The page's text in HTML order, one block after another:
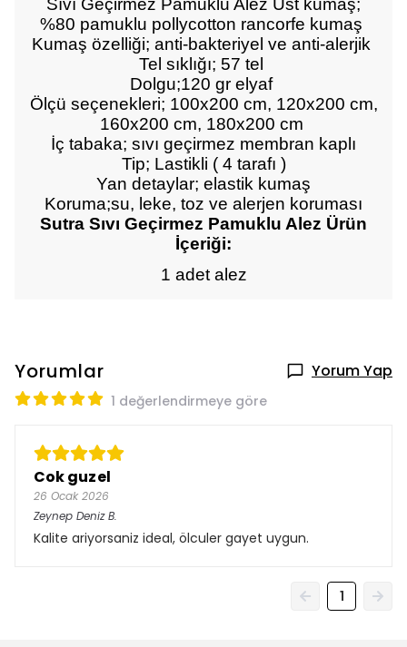
Sıvı Geçirmez Pamuklu Alez Üst kumaş;
%80 pamuklu pollycotton rancorfe kumaş
Kumaş özelliği; anti-bakteriyel ve anti-alerjik
Tel sıklığı; 57 tel
Dolgu;120 gr elyaf
Ölçü seçenekleri; 100x200 cm, 120x200 cm,
160x200 cm, 180x200 cm
İç tabaka; sıvı geçirmez membran kaplı
Tip; Lastikli ( 4 tarafı )
Yan detaylar; elastik kumaş
Koruma;su, leke, toz ve alerjen koruması
Sutra Sıvı Geçirmez Pamuklu Alez Ürün
İçeriği:
1 adet alez
Yorumlar Yorum Yap
1 değerlendirmeye göre
Cok guzel
26 Ocak 2026
Zeynep Deniz B.
Kalite ariyorsaniz ideal, ölculer gayet uygun.
1